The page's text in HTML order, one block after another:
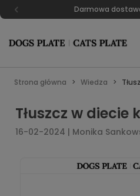
Darmowa
Strona główna Wiedza
Tłuszcz w diecie
16-02-2024 | Monika